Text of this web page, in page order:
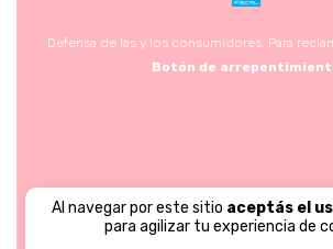
Al navegar por este sitio aceptás el
para agilizar tu experiencia de
Defensa de las y los consumidores. Para
Botón de